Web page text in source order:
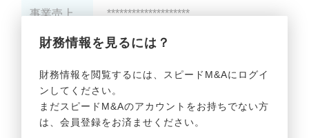
財務情報を見るには？
財務情報を閲覧するには、スピードM&Aにログイ
ンしてください。
まだスピードM&Aのアカウントをお持ちでない方
は、会員登録をお済ませください。
事業売上 ********************
事業利益 ********************
貸借対照表（B/S）
事業資産 ********************